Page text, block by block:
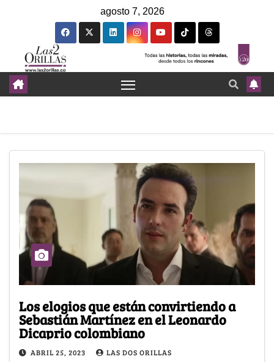
agosto 7, 2026
Los elogios que están convirtiendo a
Sebastián Martínez en el Leonardo
Dicaprio colombiano
ABRIL 25, 2023 LAS DOS ORILLAS